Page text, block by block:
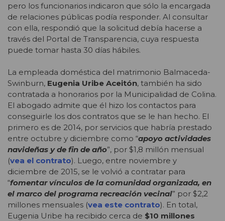
pero los funcionarios indicaron que sólo la encargada
de relaciones públicas podía responder. Al consultar
con ella, respondió que la solicitud debía hacerse a
través del Portal de Transparencia, cuya respuesta
puede tomar hasta 30 días hábiles.
La empleada doméstica del matrimonio Balmaceda-
Swinburn, Eugenia Uribe Aceitón, también ha sido
contratada a honorarios por la Municipalidad de Colina.
El abogado admite que él hizo los contactos para
conseguirle los dos contratos que se le han hecho. El
primero es de 2014, por servicios que habría prestado
entre octubre y diciembre como “apoyo actividades
navideñas y de fin de año”, por $1,8 millón mensual
(vea el contrato). Luego, entre noviembre y
diciembre de 2015, se le volvió a contratar para
“fomentar vínculos de la comunidad organizada, en
el marco del programa recreación vecinal” por $2,2
millones mensuales (vea este contrato). En total,
Eugenia Uribe ha recibido cerca de $10 millones